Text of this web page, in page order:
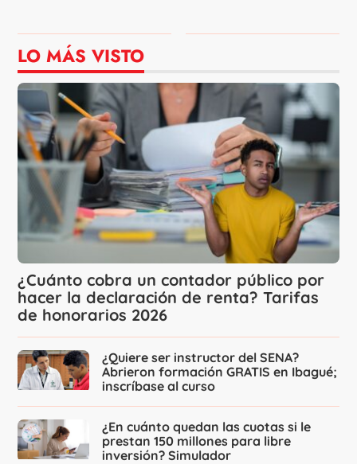
LO MÁS VISTO
¿Cuánto cobra un contador público por
hacer la declaración de renta? Tarifas
de honorarios 2026
¿Quiere ser instructor del SENA?
Abrieron formación GRATIS en Ibagué;
inscríbase al curso
¿En cuánto quedan las cuotas si le
prestan 150 millones para libre
inversión? Simulador